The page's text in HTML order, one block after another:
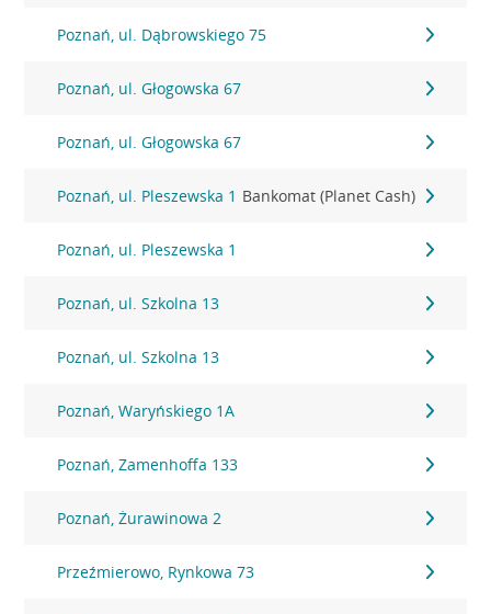
Poznań, ul. Dąbrowskiego 75
Poznań, ul. Głogowska 67
Poznań, ul. Głogowska 67
Poznań, ul. Pleszewska 1 Bankomat (Planet Cash)
Poznań, ul. Pleszewska 1
Poznań, ul. Szkolna 13
Poznań, ul. Szkolna 13
Poznań, Waryńskiego 1A
Poznań, Zamenhoffa 133
Poznań, Żurawinowa 2
Przeźmierowo, Rynkowa 73